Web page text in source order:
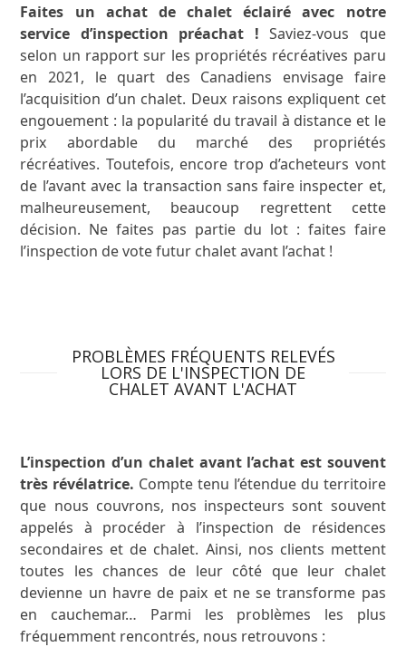
Faites un achat de chalet éclairé avec notre
service d’inspection préachat ! Saviez-vous que
selon un rapport sur les propriétés récréatives paru
en 2021, le quart des Canadiens envisage faire
l’acquisition d’un chalet. Deux raisons expliquent cet
engouement : la popularité du travail à distance et le
prix abordable du marché des propriétés
récréatives. Toutefois, encore trop d’acheteurs vont
de l’avant avec la transaction sans faire inspecter et,
malheureusement, beaucoup regrettent cette
décision. Ne faites pas partie du lot : faites faire
l’inspection de vote futur chalet avant l’achat !
PROBLÈMES FRÉQUENTS RELEVÉS
LORS DE L'INSPECTION DE
CHALET AVANT L'ACHAT
L’inspection d’un chalet avant l’achat est souvent
très révélatrice. Compte tenu l’étendue du territoire
que nous couvrons, nos inspecteurs sont souvent
appelés à procéder à l’inspection de résidences
secondaires et de chalet. Ainsi, nos clients mettent
toutes les chances de leur côté que leur chalet
devienne un havre de paix et ne se transforme pas
en cauchemar… Parmi les problèmes les plus
fréquemment rencontrés, nous retrouvons :